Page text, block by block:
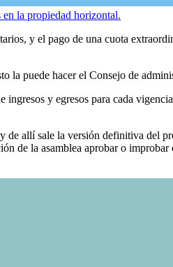
en la propiedad horizontal.
y el pago de una cuota
la puede hacer el Consejo de
ingresos y egresos para cada
allí sale la versión definitiva del
de la asamblea aprobar o improbar